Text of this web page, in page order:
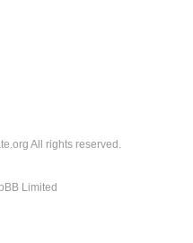
All rights reserved.
Limited